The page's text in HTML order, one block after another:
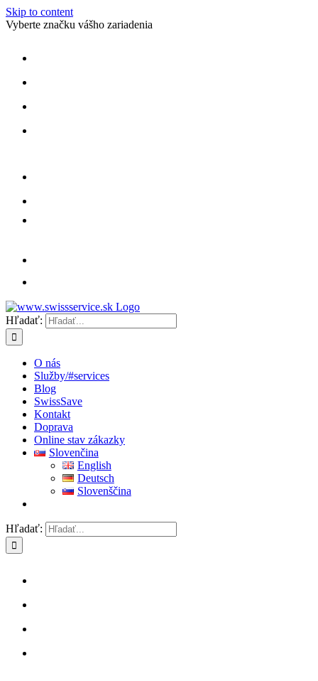
Skip to content
Vyberte značku vášho zariadenia
Hľadať:
O nás
Služby/#services
Blog
SwissSave
Kontakt
Doprava
Online stav zákazky
Slovenčina
English
Deutsch
Slovenščina
Hľadať: